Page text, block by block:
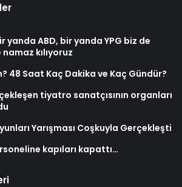
yanda ABD, bir yanda YPG biz de
kılıyoruz
48 Saat Kaç Dakika ve Kaç Gündür?
tiyatro sanatçısının organları
Yarışması Coşkuyla Gerçekleşti
kapıları kapattı…